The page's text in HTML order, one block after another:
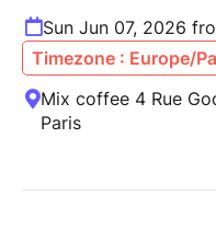
Sun Jun 07, 2026
Timezone : Europe/
Mix coffee 4 Rue
Paris